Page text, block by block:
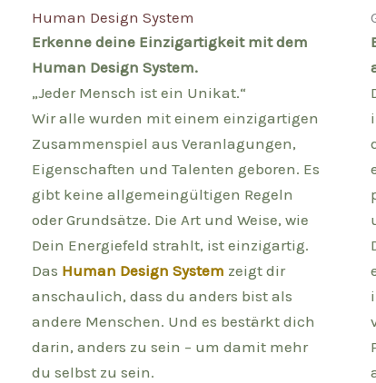
Human Design System
Erkenne deine Einzigartigkeit mit dem
Human Design System.
„Jeder Mensch ist ein Unikat.“
Wir alle wurden mit einem einzigartigen
Zusammenspiel aus Veranlagungen,
Eigenschaften und Talenten geboren. Es
gibt keine allgemeingültigen Regeln
oder Grundsätze. Die Art und Weise, wie
Dein Energiefeld strahlt, ist einzigartig.
Das Human Design System zeigt dir
anschaulich, dass du anders bist als
andere Menschen. Und es bestärkt dich
darin, anders zu sein – um damit mehr
du selbst zu sein.​